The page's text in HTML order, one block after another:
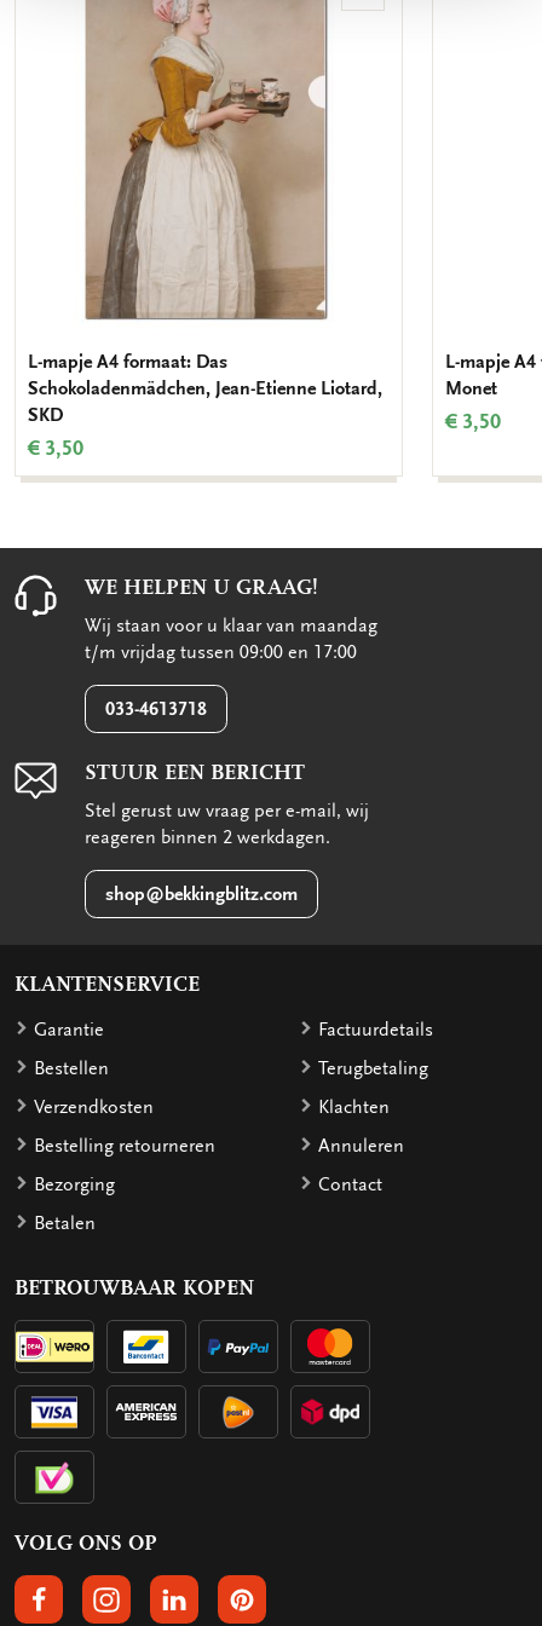
L-mapje A4 formaat: Das
Schokoladenmädchen, Jean-Etienne Liotard,
SKD
€ 3,50
L-mapje
Monet
€ 3,50
WE HELPEN U GRAAG!
Wij staan voor u klaar van maandag
t/m vrijdag tussen 09:00 en 17:00
033-4613718
STUUR EEN BERICHT
Stel gerust uw vraag per e-mail, wij
reageren binnen 2 werkdagen.
shop@bekkingblitz.com
KLANTENSERVICE
Garantie
Bestellen
Verzendkosten
Bestelling retourneren
Bezorging
Betalen
Factuurdetails
Terugbetaling
Klachten
Annuleren
Contact
BETROUWBAAR KOPEN
VOLG ONS OP